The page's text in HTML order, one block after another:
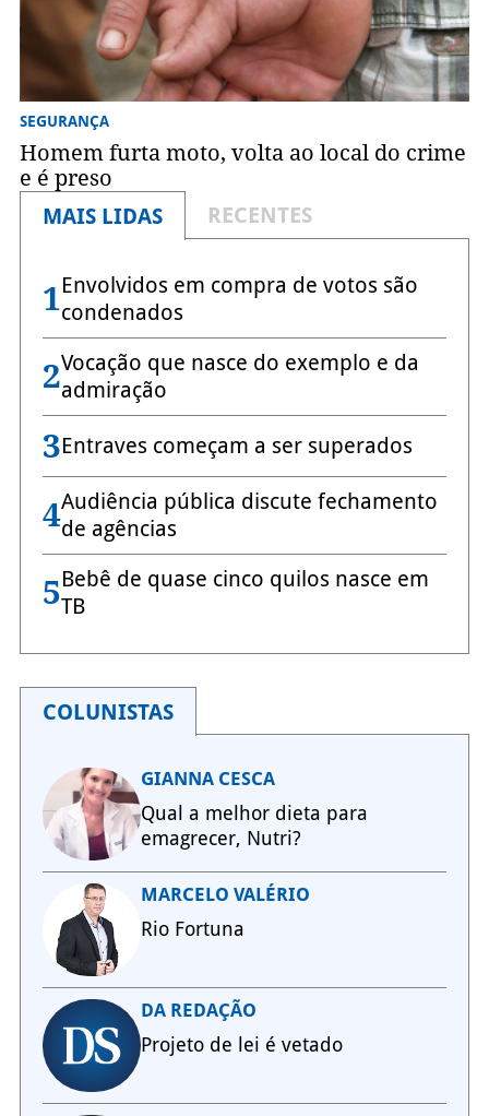
SEGURANÇA
Homem furta moto, volta ao local do crime
e é preso
MAIS LIDAS
RECENTES
1Envolvidos em compra de votos são
condenados
2Vocação que nasce do exemplo e da
admiração
3Entraves começam a ser superados
4Audiência pública discute fechamento
de agências
5Bebê de quase cinco quilos nasce em
TB
COLUNISTAS
GIANNA CESCA
Qual a melhor dieta para
emagrecer, Nutri?
MARCELO VALÉRIO
Rio Fortuna
DA REDAÇÃO
Projeto de lei é vetado